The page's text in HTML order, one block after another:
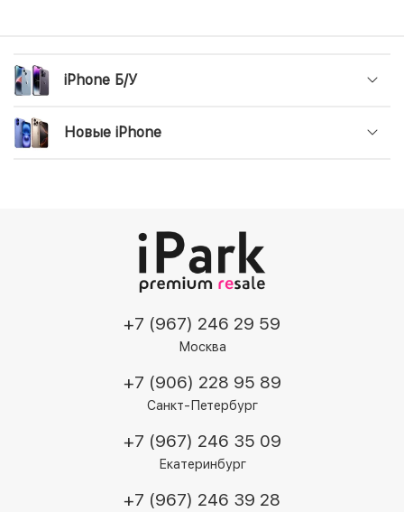
iPhone Б/У
Новые iPhone
+7 (967) 246 29 59
Москва
+7 (906) 228 95 89
Санкт-Петербург
+7 (967) 246 35 09
Екатеринбург
+7 (967) 246 39 28